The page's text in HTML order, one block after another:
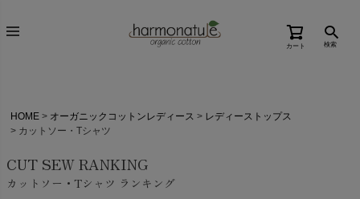
カート 検索
HOME オーガニックコットンレディース
レディーストップス
カットソー・Tシャツ
CUT SEW RANKING
カットソー・Tシャツ ランキング